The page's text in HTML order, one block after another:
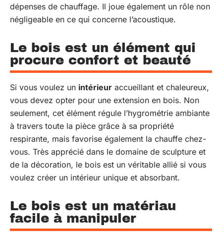
dépenses de chauffage. Il joue également un rôle non
négligeable en ce qui concerne l’acoustique.
Le bois est un élément qui
procure confort et beauté
Si vous voulez un intérieur accueillant et chaleureux,
vous devez opter pour une extension en bois. Non
seulement, cet élément régule l’hygrométrie ambiante
à travers toute la pièce grâce à sa propriété
respirante, mais favorise également la chauffe chez-
vous. Très apprécié dans le domaine de sculpture et
de la décoration, le bois est un véritable allié si vous
voulez créer un intérieur unique et absorbant.
Le bois est un matériau
facile à manipuler